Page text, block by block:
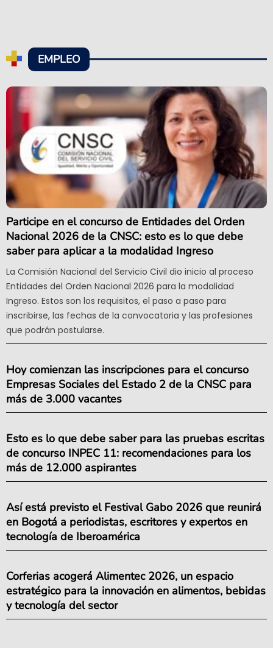
EMPLEO
Participe en el concurso de Entidades del Orden
Nacional 2026 de la CNSC: esto es lo que debe
saber para aplicar a la modalidad Ingreso
La Comisión Nacional del Servicio Civil dio inicio al proceso
Entidades del Orden Nacional 2026 para la modalidad
Ingreso. Estos son los requisitos, el paso a paso para
inscribirse, las fechas de la convocatoria y las profesiones
que podrán postularse.
Hoy comienzan las inscripciones para el concurso
Empresas Sociales del Estado 2 de la CNSC para
más de 3.000 vacantes
Esto es lo que debe saber para las pruebas escritas
de concurso INPEC 11: recomendaciones para los
más de 12.000 aspirantes
Así está previsto el Festival Gabo 2026 que reunirá
en Bogotá a periodistas, escritores y expertos en
tecnología de Iberoamérica
Corferias acogerá Alimentec 2026, un espacio
estratégico para la innovación en alimentos, bebidas
y tecnología del sector